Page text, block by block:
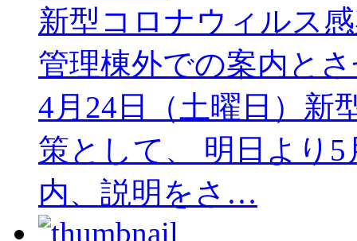
新型コロナウィルス
管理棟外での案内と
4月24日（土曜日）新
策として、 明日より
内、説明をさ…